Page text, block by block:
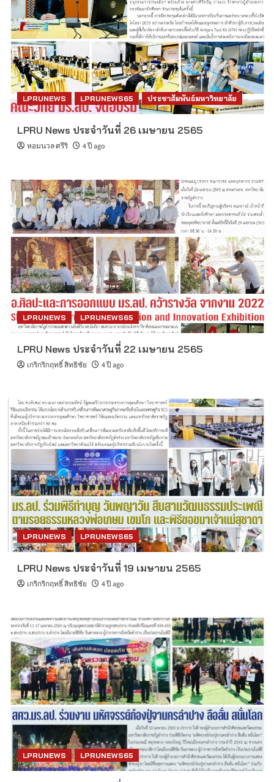
LPRUNEWS LPRUNEWS65 ประชาสัมพันธ์มหาวิทยาลัย
LPRU News ประจำวันที่ 26 เมษายน 2565
หอมนวล ศรีริ 4 ปี ago
LPRUNEWS LPRUNEWS65
LPRU News ประจำวันที่ 22 เมษายน 2565
เกริกริกฤทธิ์ สิทธิชัย 4 ปี ago
LPRUNEWS LPRUNEWS65
LPRU News ประจำวันที่ 19 เมษายน 2565
เกริกริกฤทธิ์ สิทธิชัย 4 ปี ago
LPRUNEWS LPRUNEWS65